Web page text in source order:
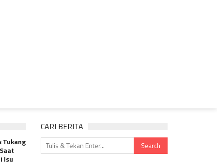
Tukang
Isu
CARI BERITA